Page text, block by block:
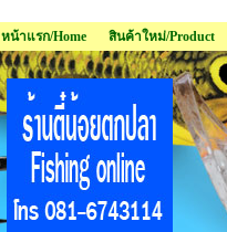
หน้าแรก/Home สินค้าใหม่/Product